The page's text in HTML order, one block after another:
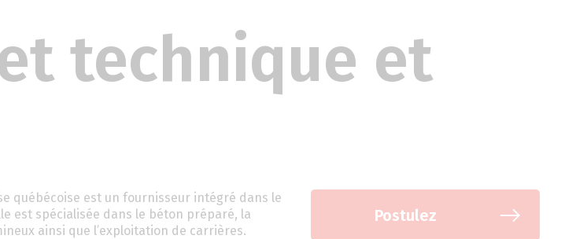
technique et
québécoise est un fournisseur intégré dans le
est spécialisée dans le béton préparé, la
ainsi que l’exploitation de carrières.
Postulez